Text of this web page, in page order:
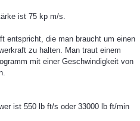
ist 75 kp m/s.
entspricht, die man braucht um einen
zu halten. Man traut einem
mit einer Geschwindigkeit von
ist 550 lb ft/s oder 33000 lb ft/min